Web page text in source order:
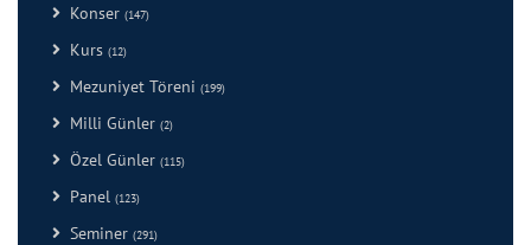
Konser (147)
Kurs (12)
Mezuniyet Töreni (199)
Milli Günler (2)
Özel Günler (115)
Panel (123)
Seminer (291)